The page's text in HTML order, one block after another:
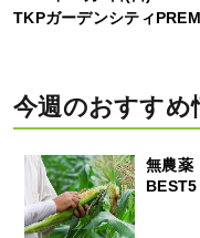
TKPガーデンシティ
今週のおすすめ
無農薬
BEST5